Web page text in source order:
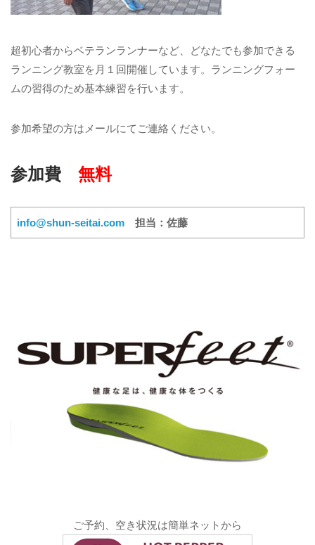
超初心者からベテランランナーなど、どなたでも参加できる
ランニング教室を月１回開催しています。ランニングフォー
ムの習得のため基本練習を行います。
参加希望の方はメールにてご連絡ください。
参加費 無料
info@shun-seitai.com 担当：佐藤
ご予約、空き状況は簡単ネットから